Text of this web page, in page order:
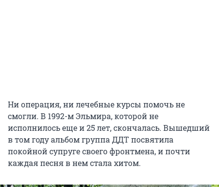
Ни операция, ни лечебные курсы помочь не
смогли. В 1992-м Эльмира, которой не
исполнилось еще и 25 лет, скончалась. Вышедший
в том году альбом группа ДДТ посвятила
покойной супруге своего фронтмена, и почти
каждая песня в нем стала хитом.